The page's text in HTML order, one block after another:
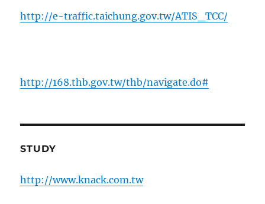
http://e-traffic.taichung.gov.tw/ATIS_TCC/
http://168.thb.gov.tw/thb/navigate.do#
STUDY
http://www.knack.com.tw